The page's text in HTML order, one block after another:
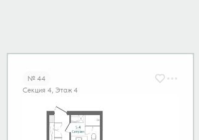
№ 44
Секция 4, Этаж 4